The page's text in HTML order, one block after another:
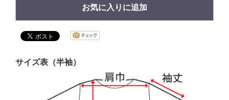
お気に入りに追加
サイズ表（半袖）